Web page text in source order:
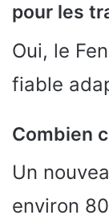
pour les
Oui, le
fiable
Combien
Un
environ